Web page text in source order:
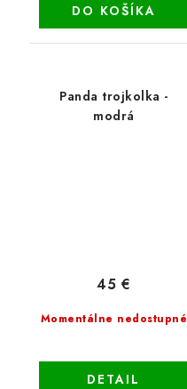
DO KOŠÍKA
Panda trojkolka -
modrá
Momentálne nedostupné
45 €
DETAIL